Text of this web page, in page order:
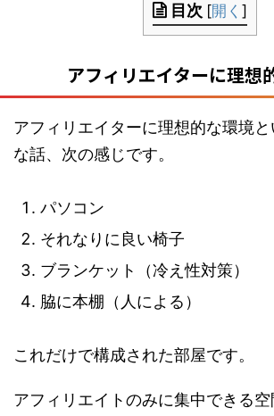
目次 [開く ]
アフィリエイターに理想
アフィリエイターに理想的な環境
な話、次の感じです。
パソコン
それなりに良い椅子
ブランケット（冷え性対策）
脇に本棚（人による）
これだけで構成された部屋です。
アフィリエイトのみに集中できる